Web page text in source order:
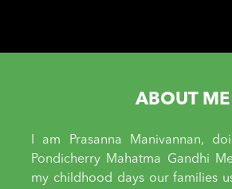
ABOUT ME
I am Prasanna Manivannan,
Pondicherry Mahatma Gandhi
my childhood days our families